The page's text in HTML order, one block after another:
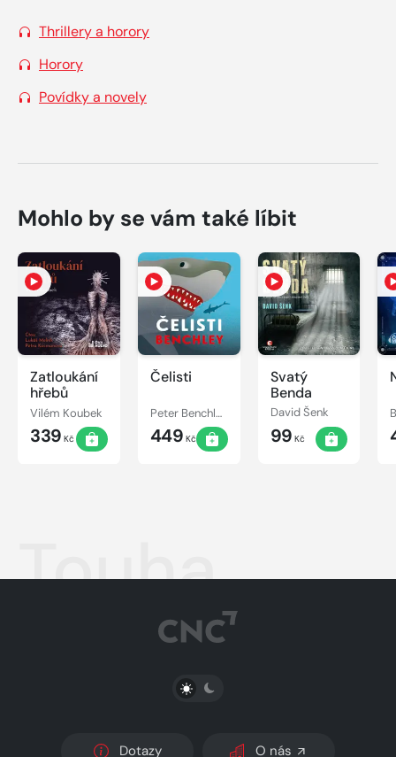
Thrillery a horory
Horory
Povídky a novely
Mohlo by se vám také líbit
Zatloukání
hřebů
Vilém Koubek
339 Kč
Čelisti
Peter Benchley
449 Kč
Svatý
Benda
David Šenk
99 Kč
Touha
PŘEPNOUT SVĚTLÝ/TMAVÝ REŽIM
Dotazy O nás